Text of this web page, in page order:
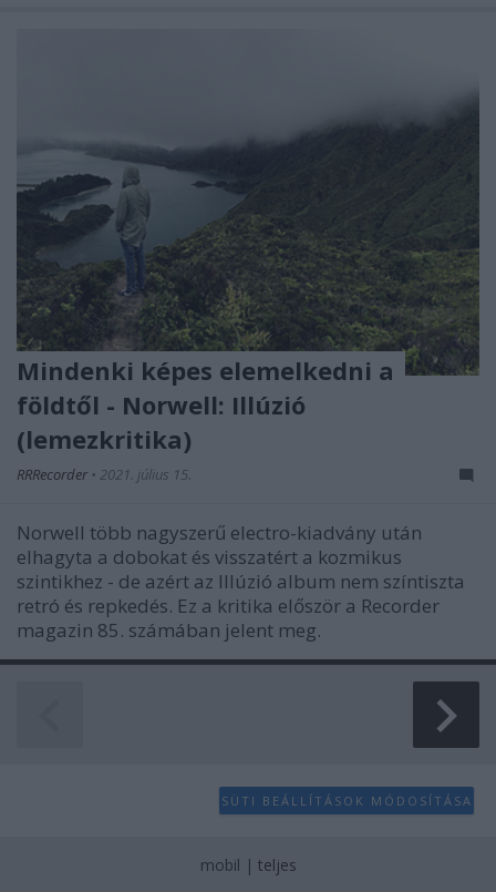
Mindenki képes elemelkedni a
földtől - Norwell: Illúzió
(lemezkritika)
RRRecorder • 2021. július 15.
Norwell több nagyszerű electro-kiadvány után
elhagyta a dobokat és visszatért a kozmikus
szintikhez - de azért az Illúzió album nem színtiszta
retró és repkedés. Ez a kritika először a Recorder
magazin 85. számában jelent meg.
SÜTI BEÁLLÍTÁSOK MÓDOSÍTÁSA
mobil | teljes